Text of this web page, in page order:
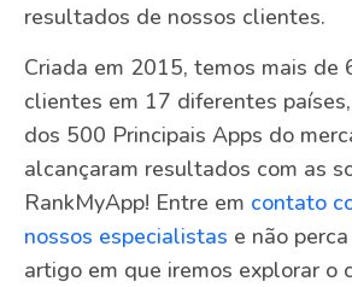
resultados de nossos clientes.
Criada em 2015, temos mais de
clientes em 17 diferentes
dos 500 Principais Apps do
alcançaram resultados com as
RankMyApp! Entre em contato
nossos especialistas e não
artigo em que iremos explorar o